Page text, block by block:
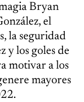
Bryan
el
la seguridad
y los goles de
motivar a los
mayores